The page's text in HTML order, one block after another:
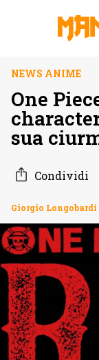
NEWS ANIME
One
sua
Condividi
Giorgio Longobardi